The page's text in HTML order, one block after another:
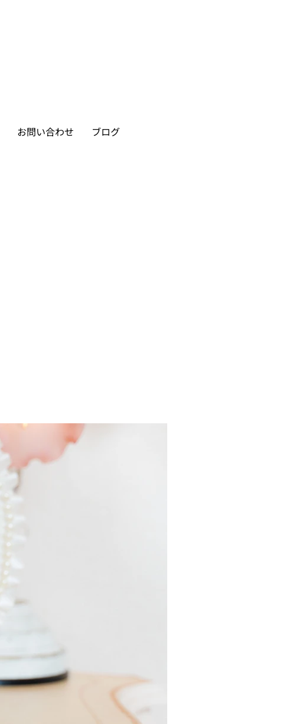
お問い合わせ ブログ